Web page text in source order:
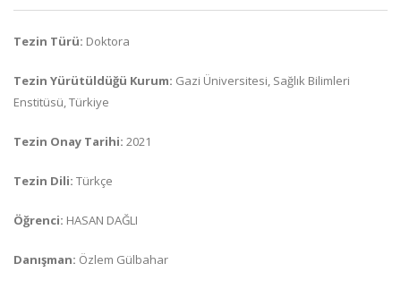
Tezin Türü: Doktora
Tezin Yürütüldüğü Kurum: Gazi Üniversitesi, Sağlık Bilimleri
Enstitüsü, Türkiye
Tezin Onay Tarihi: 2021
Tezin Dili: Türkçe
Öğrenci: HASAN DAĞLI
Danışman: Özlem Gülbahar